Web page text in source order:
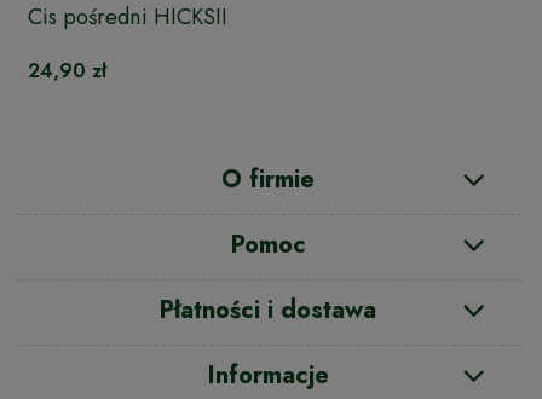
Cis pośredni HICKSII
24,90 zł
O firmie
Pomoc
Płatności i dostawa
Informacje